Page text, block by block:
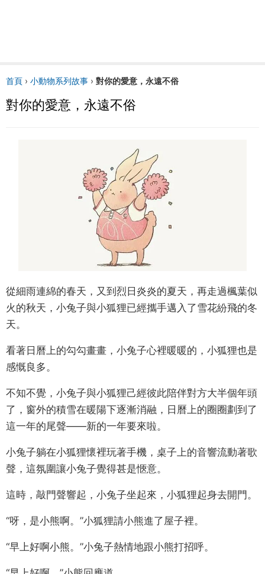
首頁 › 小動物系列故事 › 對你的愛意，永遠不俗
對你的愛意，永遠不俗
從細雨連綿的春天，又到烈日炎炎的夏天，再走過楓葉似
火的秋天，小兔子與小狐狸已經攜手邁入了雪花紛飛的冬
天。
看著日曆上的勾勾畫畫，小兔子心裡暖暖的，小狐狸也是
感慨良多。
不知不覺，小兔子與小狐狸己經彼此陪伴對方大半個年頭
了，窗外的積雪在暖陽下逐漸消融，日曆上的圈圈劃到了
這一年的尾聲——新的一年要來啦。
小兔子躺在小狐狸懷裡玩著手機，桌子上的音響流動著歌
聲，這氛圍讓小兔子覺得甚是愜意。
這時，敲門聲響起，小兔子坐起來，小狐狸起身去開門。
“呀，是小熊啊。”小狐狸請小熊進了屋子裡。
“早上好啊小熊。”小兔子熱情地跟小熊打招呼。